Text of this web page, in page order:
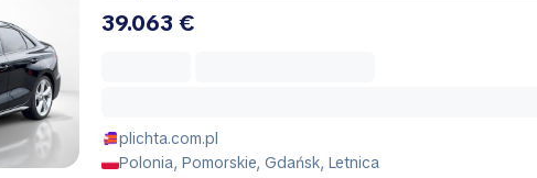
39.063 €
plichta.com.pl
Polonia, Pomorskie, Gdańsk, Letnica